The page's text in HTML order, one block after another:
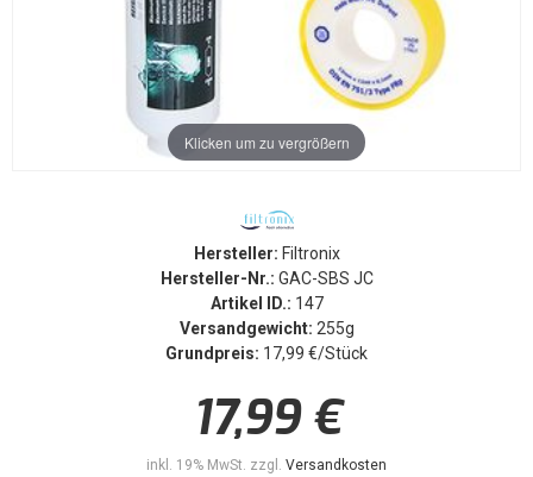
Klicken um zu vergrößern
Hersteller: Filtronix
Hersteller-Nr.: GAC-SBS JC
Artikel ID.: 147
Versandgewicht: 255g
Grundpreis: 17,99 €/Stück
17,99 €
inkl. 19% MwSt. zzgl. Versandkosten